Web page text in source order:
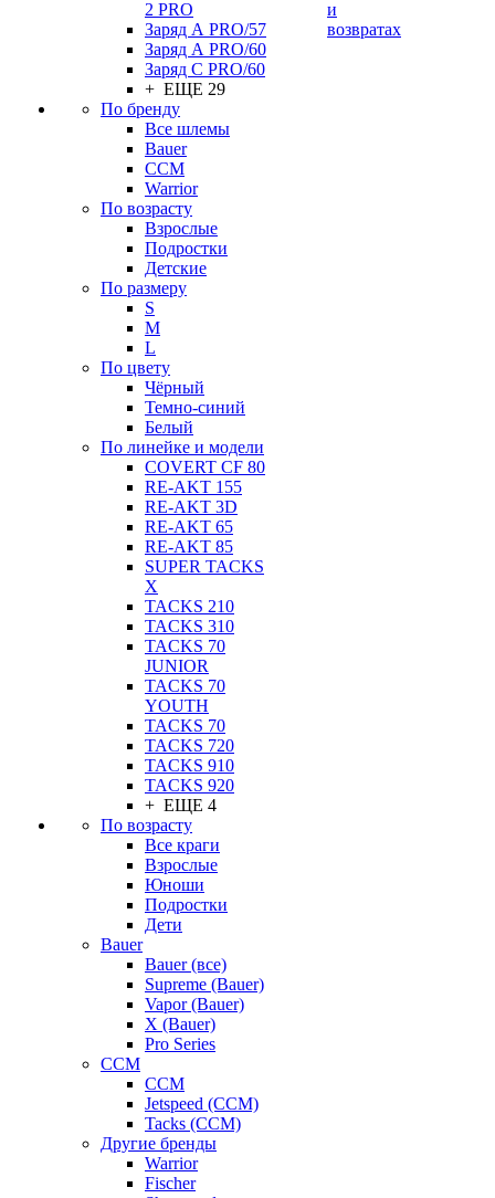
2 PRO
Заряд А PRO/57
Заряд А PRO/60
Заряд С PRO/60
+ ЕЩЕ 29
По бренду
Все шлемы
Bauer
CCM
Warrior
По возрасту
Взрослые
Подростки
Детские
По размеру
S
M
L
По цвету
Чёрный
Темно-синий
Белый
По линейке и модели
COVERT CF 80
RE-AKT 155
RE-AKT 3D
RE-AKT 65
RE-AKT 85
SUPER TACKS
X
TACKS 210
TACKS 310
TACKS 70
JUNIOR
TACKS 70
YOUTH
TACKS 70
TACKS 720
TACKS 910
TACKS 920
+ ЕЩЕ 4
По возрасту
Все краги
Взрослые
Юноши
Подростки
Дети
Bauer
Bauer (все)
Supreme (Bauer)
Vapor (Bauer)
X (Bauer)
Pro Series
CCM
CCM
Jetspeed (CCM)
Tacks (CCM)
Другие бренды
Warrior
Fischer
и
возвратах